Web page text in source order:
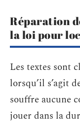
Réparation
la loi pour
Les textes sont
lorsqu’il s’agit
souffre aucune
jouer dans la